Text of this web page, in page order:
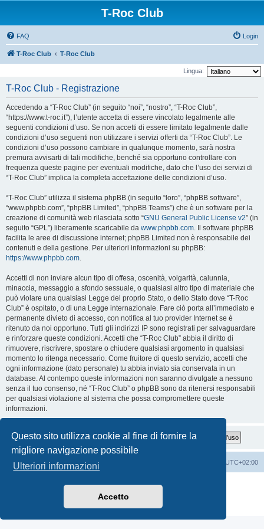
Questo sito utilizza cookie al fine di fornire la
migliore navigazione possibile
Ulteriori informazioni
Accetto
T-Roc Club
FAQ Login
T-Roc Club T-Roc Club
Lingua:
T-Roc Club - Registrazione
Accedendo a “T-Roc Club” (in seguito “noi”, “nostro”, “T-Roc Club”,
“https://www.t-roc.it”), l’utente accetta di essere vincolato legalmente alle
seguenti condizioni d’uso. Se non accetti di essere limitato legalmente dalle
condizioni d’uso seguenti non utilizzare i servizi offerti da “T-Roc Club”. Le
condizioni d’uso possono cambiare in qualunque momento, sarà nostra
premura avvisarti di tali modifiche, benché sia opportuno controllare con
frequenza queste pagine per eventuali modifiche, dato che l’uso dei servizi di
“T-Roc Club” implica la completa accettazione delle condizioni d’uso.
“T-Roc Club” utilizza il sistema phpBB (in seguito “loro”, “phpBB software”,
“www.phpbb.com”, “phpBB Limited”, “phpBB Teams”) che è un software per la
creazione di comunità web rilasciata sotto “GNU General Public License v2” (in
seguito “GPL”) liberamente scaricabile da www.phpbb.com. Il software phpBB
facilita le aree di discussione internet; phpBB Limited non è responsabile dei
contenuti e della gestione. Per ulteriori informazioni su phpBB:
https://www.phpbb.com.
Accetti di non inviare alcun tipo di offesa, oscenità, volgarità, calunnia,
minaccia, messaggio a sfondo sessuale, o qualsiasi altro tipo di materiale che
può violare una qualsiasi Legge del proprio Stato, o dello Stato dove “T-Roc
Club” è ospitato, o di una Legge internazionale. Fare ciò porta all’immediato e
permanente divieto di accesso, con notifica al tuo provider Internet se è
ritenuto da noi opportuno. Tutti gli indirizzi IP sono registrati per salvaguardare
e rinforzare queste condizioni. Accetti che “T-Roc Club” abbia il diritto di
rimuovere, riscrivere, spostare o chiudere qualsiasi argomento in qualsiasi
momento lo ritenga necessario. Come fruitore di questo servizio, accetti che
ogni informazione (dato personale) tu abbia inviato sia conservata in un
database. Al contempo queste informazioni non saranno divulgate a nessuno
senza il tuo consenso, né “T-Roc Club” o phpBB sono da ritenersi responsabili
per qualsiasi violazione al sistema che possa compromettere queste
informazioni.
T-Roc Club T-Roc Club UTC+02:00
Traduzione Italiana